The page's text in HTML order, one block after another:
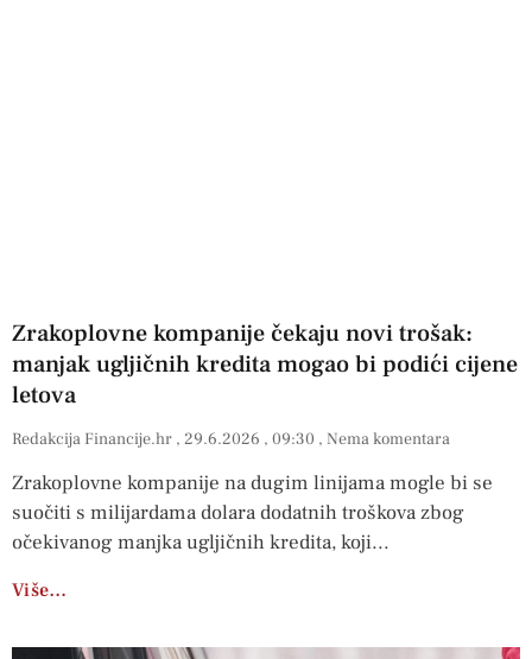
Zrakoplovne kompanije čekaju novi trošak:
manjak ugljičnih kredita mogao bi podići cijene
letova
Redakcija Financije.hr 29.6.2026 09:30 Nema komentara
Zrakoplovne kompanije na dugim linijama mogle bi se
suočiti s milijardama dolara dodatnih troškova zbog
očekivanog manjka ugljičnih kredita, koji
Više…